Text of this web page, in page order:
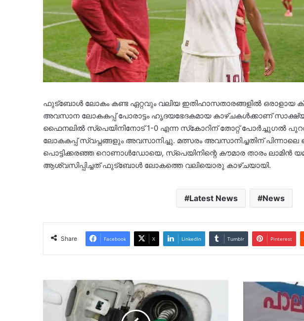
ഫുട്‌ബോള്‍ ലോകം കണ്ട ഏറ്റവും വലിയ ഇതിഹാസതാരങ്ങളില്‍ ഒരാളായ
അവസാന ലോകകപ്പ് പോരാട്ടം ഹൃദയഭേദകമായ കാഴ്ചകള്‍ക്കാണ് സാക്ഷ്യം
ഫൈനലില്‍ സ്‌പെയിനിനോട് 1-0 എന്ന സ്‌കോറിന് തോറ്റ് പോര്‍ച്ചുഗല്‍
ലോകകപ്പ് സ്വപ്നങ്ങളും അവസാനിച്ചു. മത്സരം അവസാനിച്ചതിന് പിന്നാലെ
പൊട്ടിക്കരഞ്ഞ റൊണാള്‍ഡോയെ, സ്‌പെയിനിന്റെ കൗമാര താരം ലാമിന്‍
ആശ്വസിപ്പിച്ചത് ഫുട്‌ബോള്‍ ലോകത്തെ വലിയൊരു കാഴ്ചയായി.
Latest News News
Share Facebook X LinkedIn Tumblr Pinterest
പെട്രോൾ,
ഡീസൽ
പാലായിൽ
ഭരണപ്രതിസന്ധി..
അധികാരം